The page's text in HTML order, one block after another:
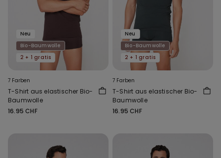
Neu
Bio-Baumwolle
2 + 1 gratis
7 Farben
T-Shirt aus elastischer Bio-
Baumwolle
16.95 CHF
Neu
Bio-Baumwolle
2 + 1 gratis
7 Farben
T-Shirt aus elastischer Bio-
Baumwolle
16.95 CHF